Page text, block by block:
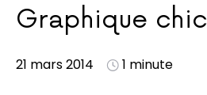
Graphique chic
21 mars 2014 1 minute